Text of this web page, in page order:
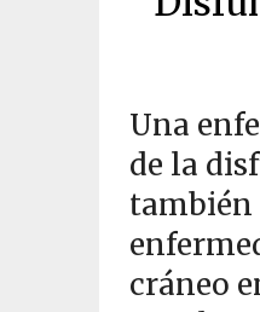
Una
de la
también
cráneo